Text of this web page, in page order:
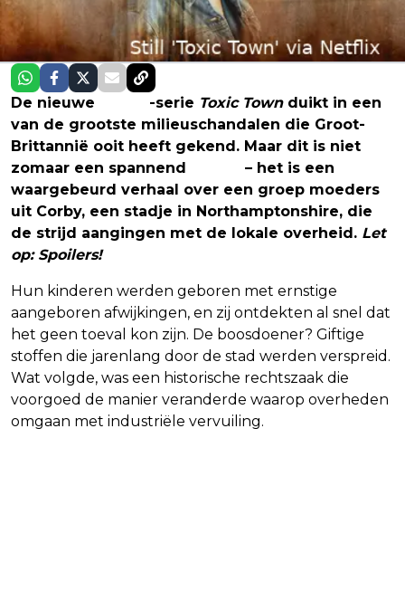
De nieuwe -serie Toxic Townduikt in een
van de grootste milieuschandalen die Groot-
Brittannië ooit heeft gekend. Maar dit is niet
zomaar een spannend
– het is een
waargebeurd verhaal over een groep moeders
uit Corby, een stadje in Northamptonshire, die
de strijd aangingen met de lokale overheid. Let
op: Spoilers!
Hun kinderen werden geboren met ernstige
aangeboren afwijkingen, en zij ontdekten al snel dat
het geen toeval kon zijn. De boosdoener? Giftige
stoffen die jarenlang door de stad werden verspreid.
Wat volgde, was een historische rechtszaak die
voorgoed de manier veranderde waarop overheden
omgaan met industriële vervuiling.